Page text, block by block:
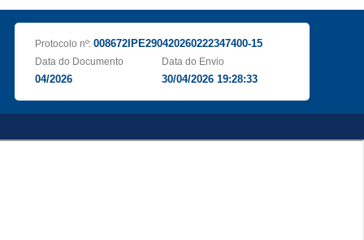
Protocolo nº: 008672IPE290420260222347400-15
Data do Documento
04/2026
Data do Envio
30/04/2026 19:28:33